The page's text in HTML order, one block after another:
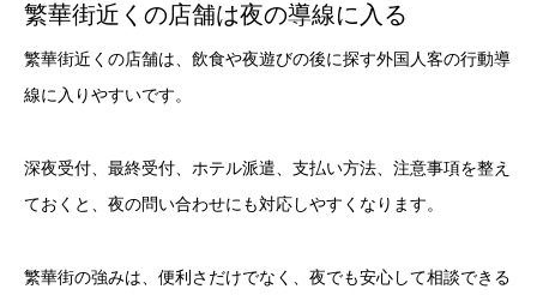
繁華街近くの店舗は夜の導線に入る
繁華街近くの店舗は、飲食や夜遊びの後に探す外国人客の行動導
線に入りやすいです。
深夜受付、最終受付、ホテル派遣、支払い方法、注意事項を整え
ておくと、夜の問い合わせにも対応しやすくなります。
繁華街の強みは、便利さだけでなく、夜でも安心して相談できる